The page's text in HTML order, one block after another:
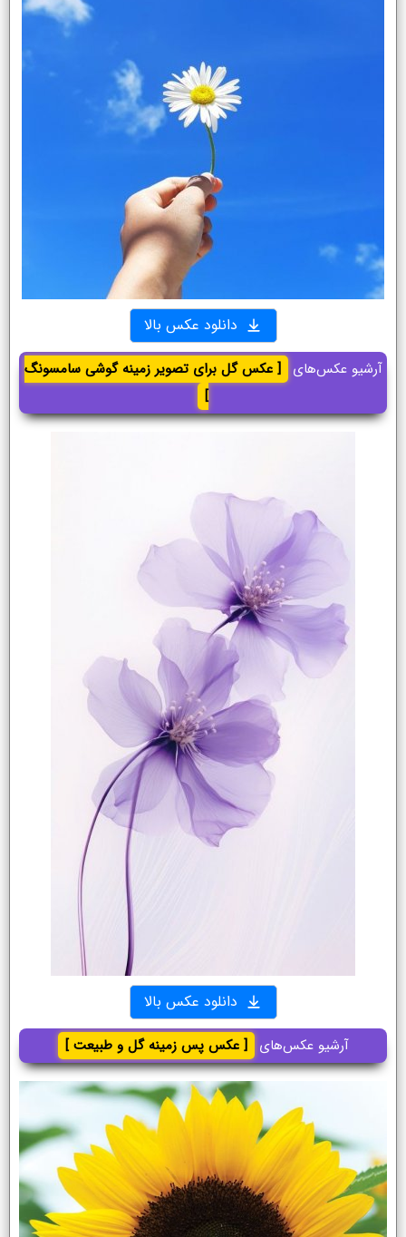
دانلود عکس بالا
آرشیو عکس‌های
[ عکس گل برای تصویر زمینه گوشی سامسونگ
]
دانلود عکس بالا
آرشیو عکس‌های [ عکس پس زمینه گل و طبیعت ]